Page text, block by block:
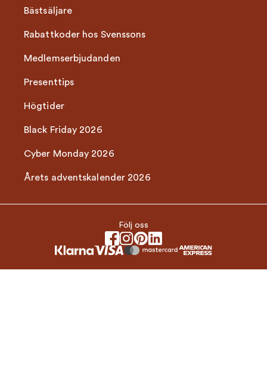
Bästsäljare
Rabattkoder hos Svenssons
Medlemserbjudanden
Presenttips
Högtider
Black Friday 2026
Cyber Monday 2026
Årets adventskalender 2026
Följ oss